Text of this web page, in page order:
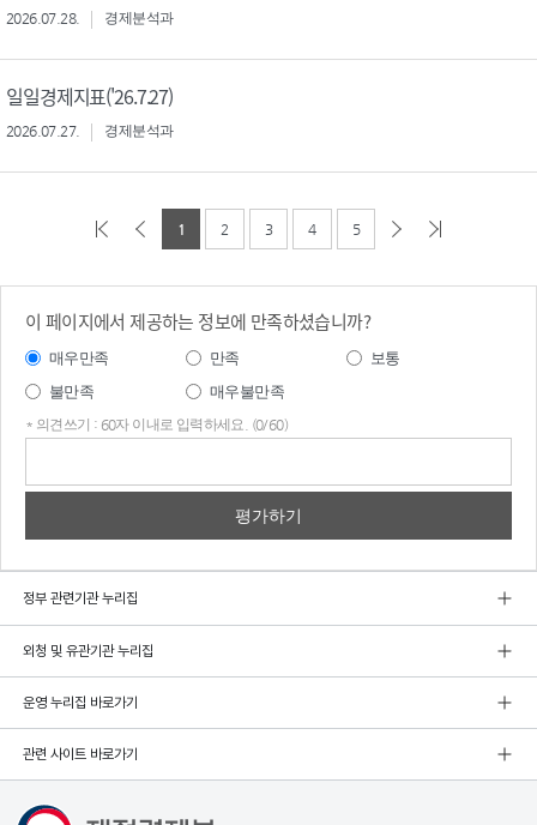
2026.07.28. 경제분석과
일일경제지표('26.7.27)
2026.07.27. 경제분석과
1 2 3 4 5
이 페이지에서 제공하는 정보에 만족하셨습니까?
매우만족 만족
보통
불만족
매우불만족
* 의견쓰기 : 60자 이내로 입력하세요. (0/60)
정부 관련기관 누리집
외청 및 유관기관 누리집
운영 누리집 바로가기
관련 사이트 바로가기